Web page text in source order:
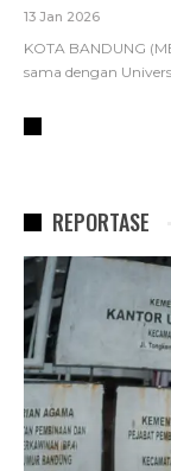
13 Jan 2026
KOTA BANDUNG
sama dengan
REPORTASE